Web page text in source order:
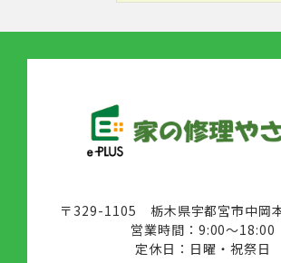
〒329-1105 栃木県宇都宮市中岡
営業時間：9:00～18:00
定休日：日曜・祝祭日